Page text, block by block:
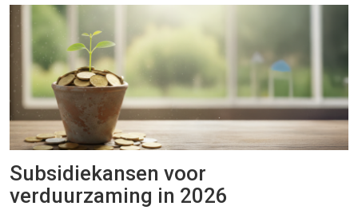
Subsidiekansen voor
verduurzaming in 2026